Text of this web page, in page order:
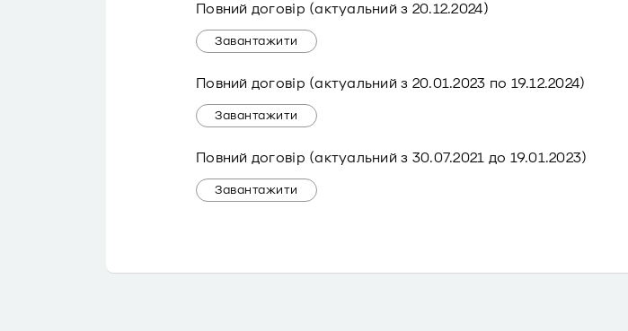
Повний договір (актуальний з 20.12.2024)
Завантажити
Повний договір (актуальний з 20.01.2023 по 19.12.2024)
Завантажити
Повний договір (актуальний з 30.07.2021 до 19.01.2023)
Завантажити